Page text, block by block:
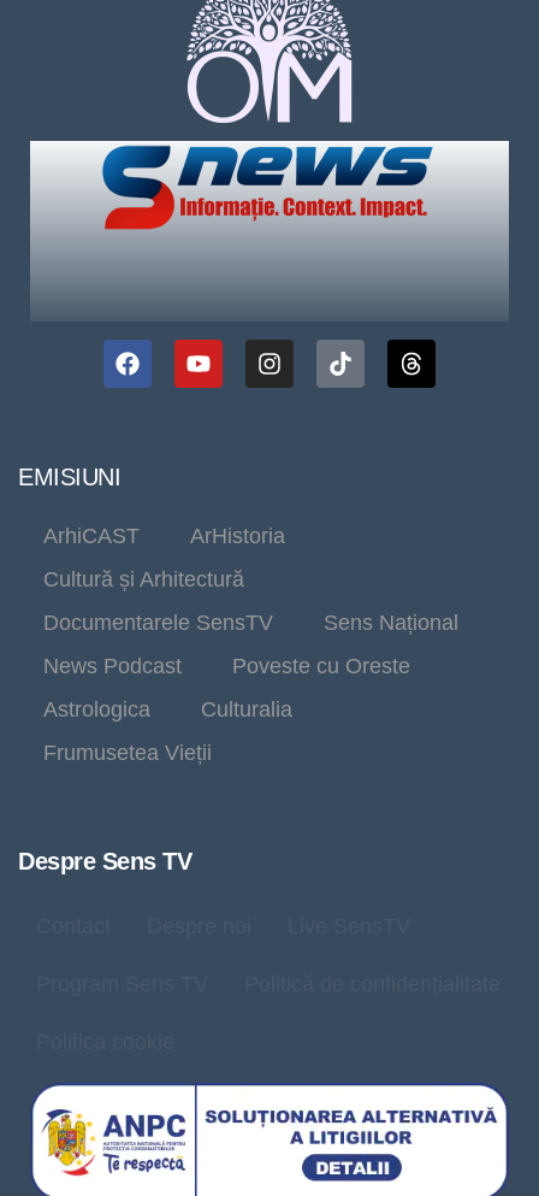
EMISIUNI
ArhiCAST
ArHistoria
Cultură și Arhitectură
Documentarele SensTV
Sens Național
News Podcast
Poveste cu Oreste
Astrologica
Culturalia
Frumusetea Vieții
Despre Sens TV